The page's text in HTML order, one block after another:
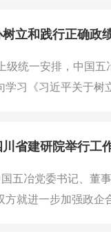
立和践行正确政
级统一安排，中国
学习《习近平关于树
省建研院举行工
冶党委书记、董事
方就进一步加强政企